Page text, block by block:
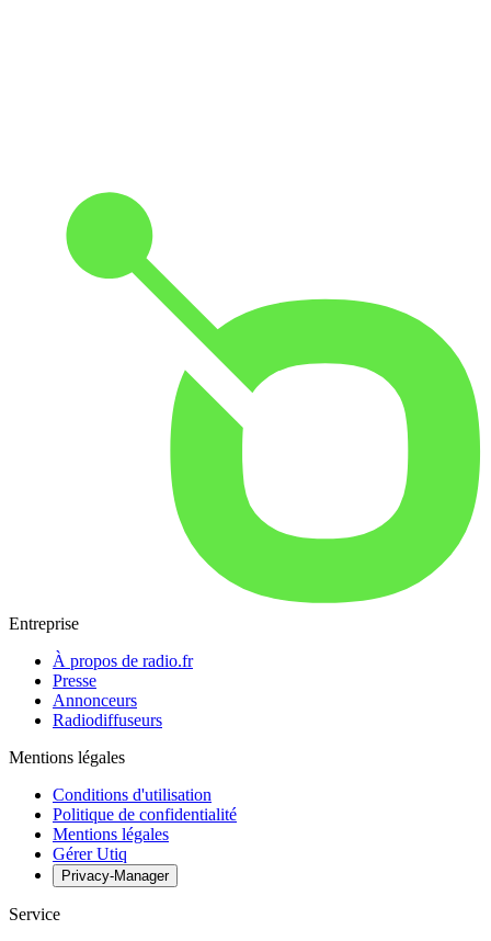
Entreprise
À propos de radio.fr
Presse
Annonceurs
Radiodiffuseurs
Mentions légales
Conditions d'utilisation
Politique de confidentialité
Mentions légales
Gérer Utiq
Privacy-Manager
Service